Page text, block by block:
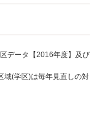
データ【2016年度】及び
域(学区)は毎年見直しの対